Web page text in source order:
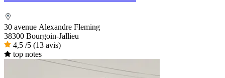
30 avenue Alexandre Fleming
38300 Bourgoin-Jallieu
4,5 /5 (13 avis)
top notes